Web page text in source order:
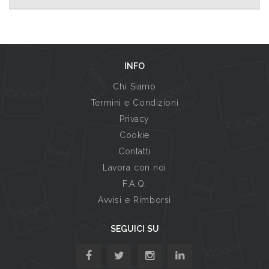
INFO
Chi Siamo
Termini e Condizioni
Privacy
Cookie
Contatti
Lavora con noi
F.A.Q.
Avvisi e Rimborsi
SEGUICI SU